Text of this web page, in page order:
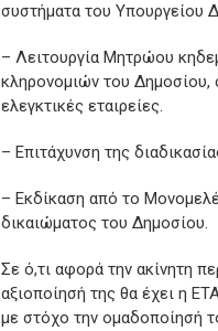
συστήματα του Υπουργείου
– Λειτουργία Μητρώου
κληρονομιών του Δημοσίου,
ελεγκτικές εταιρείες.
– Επιτάχυνση της
– Εκδίκαση από το
δικαιώματος του Δημοσίου.
Σε ό,τι αφορά την ακίνητη
αξιοποίησή της θα έχει η
με στόχο την ομαδοποίησή